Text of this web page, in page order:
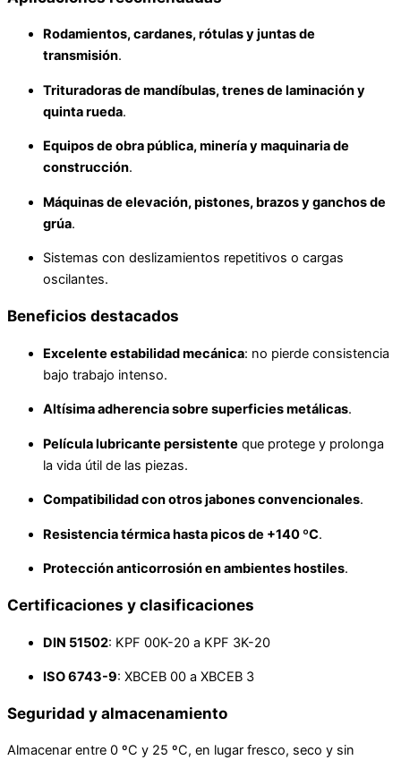
Rodamientos, cardanes, rótulas y juntas de
transmisión.
Trituradoras de mandíbulas, trenes de laminación y
quinta rueda.
Equipos de obra pública, minería y maquinaria de
construcción.
Máquinas de elevación, pistones, brazos y ganchos de
grúa.
Sistemas con deslizamientos repetitivos o cargas
oscilantes.
Beneficios destacados
Excelente estabilidad mecánica: no pierde consistencia
bajo trabajo intenso.
Altísima adherencia sobre superficies metálicas.
Película lubricante persistente que protege y prolonga
la vida útil de las piezas.
Compatibilidad con otros jabones convencionales.
Resistencia térmica hasta picos de +140 ºC.
Protección anticorrosión en ambientes hostiles.
Certificaciones y clasificaciones
DIN 51502: KPF 00K-20 a KPF 3K-20
ISO 6743-9: XBCEB 00 a XBCEB 3
Seguridad y almacenamiento
Almacenar entre 0 ºC y 25 ºC, en lugar fresco, seco y sin